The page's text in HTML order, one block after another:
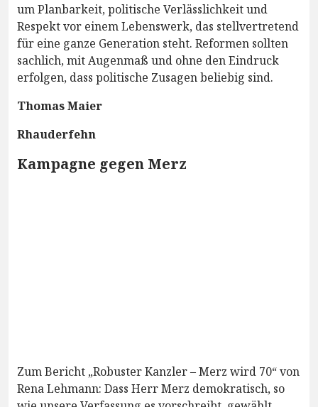
um Planbarkeit, politische Verlässlichkeit und
Respekt vor einem Lebenswerk, das stellvertretend
für eine ganze Generation steht. Reformen sollten
sachlich, mit Augenmaß und ohne den Eindruck
erfolgen, dass politische Zusagen beliebig sind.
Thomas Maier
Rhauderfehn
Kampagne gegen Merz
Zum Bericht „Robuster Kanzler – Merz wird 70“ von
Rena Lehmann: Dass Herr Merz demokratisch, so